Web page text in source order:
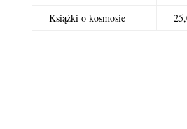
Książki o kosmosie